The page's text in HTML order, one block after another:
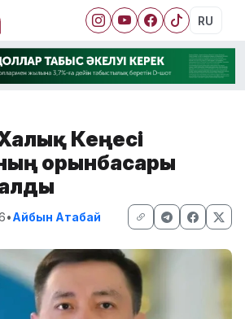
RU
Кеңесі
орынбасары
•Айбын Атабай